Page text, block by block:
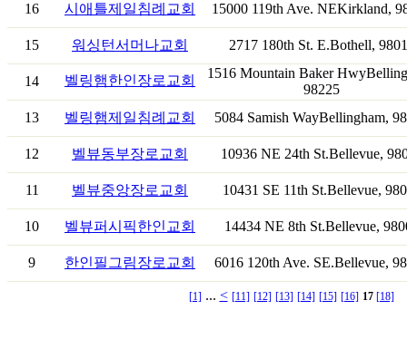
16 시애틀제일침례교회 15000 119th Ave. NEKirkland,
15 워싱턴서머나교회 2717 180th St. E.Bothell,
14 벨링햄한인장로교회
1516 Mountain Baker
98225
13
벨링햄제일침례교회 5084 Samish WayBellingham,
12 벨뷰동부장로교회 10936 NE 24th St.Bellevue,
11 벨뷰중앙장로교회 10431 SE 11th St.Bellevue,
10 벨뷰퍼시픽한인교회 14434 NE 8th St.Bellevue,
9 한인필그림장로교회 6016 120th Ave. SE.Bellevue,
[1]... < [11] [12] [13] [14] [15] [16] 17 [18]